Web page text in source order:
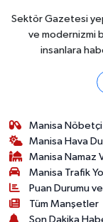
Sektör Gazetesi
ve modernizmi
insanlara
Manisa
Manisa Hava
Manisa Namaz
Manisa Trafik
Puan Durumu
Tüm Manşetler
Son Dakika